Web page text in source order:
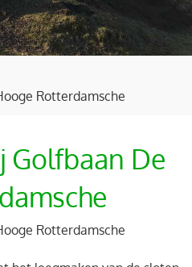
Rotterdamsche
Golfbaan De
Rotterdamsche